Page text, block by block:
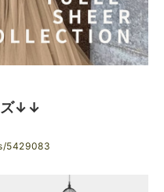
ズ↓↓
5429083